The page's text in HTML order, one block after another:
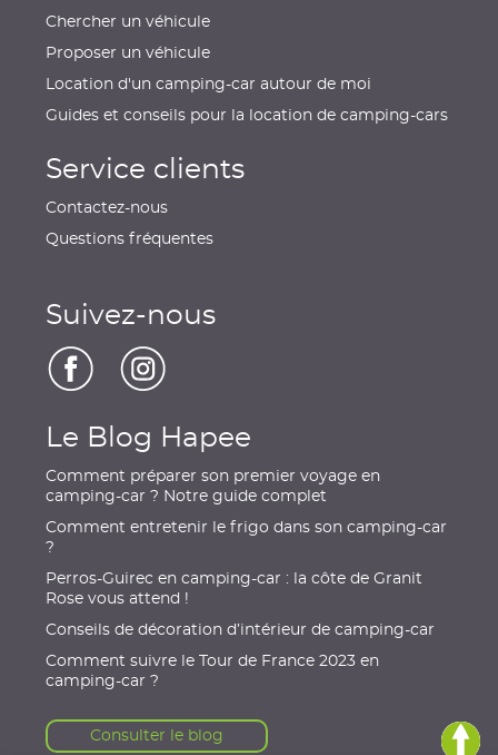
Chercher un véhicule
Proposer un véhicule
Location d'un camping-car autour de moi
Guides et conseils pour la location de camping-cars
Service clients
Contactez-nous
Questions fréquentes
Suivez-nous
Le Blog Hapee
Comment préparer son premier voyage en
camping-car ? Notre guide complet
Comment entretenir le frigo dans son camping-car
?
Perros-Guirec en camping-car : la côte de Granit
Rose vous attend !
Conseils de décoration d’intérieur de camping-car
Comment suivre le Tour de France 2023 en
camping-car ?
Consulter le blog